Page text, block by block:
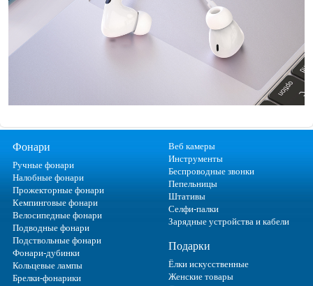
Фонари
Ручные фонари
Налобные фонари
Прожекторные фонари
Кемпинговые фонари
Велосипедные фонари
Подводные фонари
Подствольные фонари
Фонари-дубинки
Кольцевые лампы
Брелки-фонарики
Веб камеры
Инструменты
Беспроводные звонки
Пепельницы
Штативы
Селфи-палки
Зарядные устройства и кабели
Подарки
Ёлки искусственные
Женские товары